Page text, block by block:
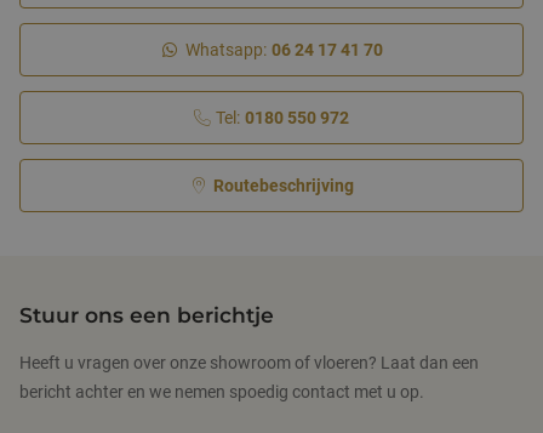
Whatsapp: 06 24 17 41 70
Tel: 0180 550 972
Routebeschrijving
Stuur ons een berichtje
Heeft u vragen over onze showroom of vloeren? Laat dan een
bericht achter en we nemen spoedig contact met u op.